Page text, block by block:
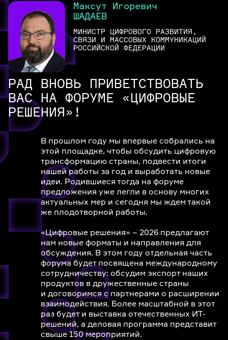
Максут Игоревич
ШАДАЕВ
МИНИСТР ЦИФРОВОГО РАЗВИТИЯ,
СВЯЗИ И МАССОВЫХ КОММУНИКАЦИЙ
РОССИЙСКОЙ ФЕДЕРАЦИИ
РАД ВНОВЬ ПРИВЕТСТВОВАТЬ
ВАС НА ФОРУМЕ «ЦИФРОВЫЕ
РЕШЕНИЯ»!
В прошлом году мы впервые собрались на
этой площадке, чтобы обсудить цифровую
трансформацию страны, подвести итоги
нашей работы за год и выработать новые
идеи. Родившиеся тогда на форуме
предложения уже легли в основу многих
актуальных мер и сегодня мы ждем такой
же плодотворной работы.
«Цифровые решения» – 2026 предлагают
нам новые форматы и направления для
обсуждения. В этом году отдельная часть
форума будет посвящена международному
сотрудничеству: обсудим экспорт наших
продуктов в дружественные страны
и договоримся с партнерами о расширении
взаимодействия. Более масштабной в этот
раз будет и выставка отечественных ИТ-
решений, а деловая программа представит
свыше 150 мероприятий.